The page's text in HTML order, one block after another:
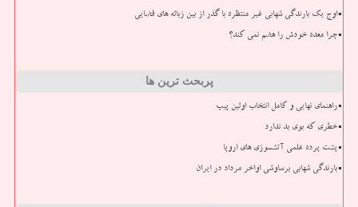
اوج یک بارندگی شهابی غیر منتظره با گذر از بین زباله های فضایی
چرا معده خودش را هضم نمی کند؟
پربحث ترین ها
راهنمای نهایی و کامل انتخاب اولین پیپ
خطری که بوی بد ندارد
پشت پرده علمی آتشسوزی های اروپا
بارندگی شهابی برساوشی اواخر مرداد در ایران